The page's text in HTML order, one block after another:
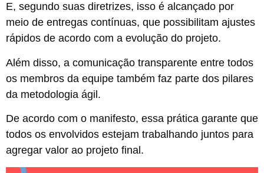
E, segundo suas diretrizes, isso é alcançado por
meio de entregas contínuas, que possibilitam ajustes
rápidos de acordo com a evolução do projeto.
Além disso, a comunicação transparente entre todos
os membros da equipe também faz parte dos pilares
da metodologia ágil.
De acordo com o manifesto, essa prática garante que
todos os envolvidos estejam trabalhando juntos para
agregar valor ao projeto final.